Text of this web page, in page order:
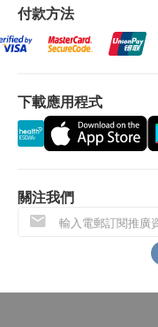
單上的貨品，健
受該訂單，並且
客再作安排。
保用條款：
貨品質量保證，
應最少有12個月
退換條款：
當顧客收取已
有損毀情況，
退換產品必須
付款方法
下載應用程式
關注我們